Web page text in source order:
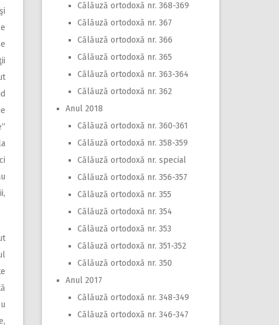
Călăuză ortodoxă nr. 368-369
Călăuză ortodoxă nr. 367
Călăuză ortodoxă nr. 366
Călăuză ortodoxă nr. 365
Călăuză ortodoxă nr. 363-364
Călăuză ortodoxă nr. 362
Anul 2018
Călăuză ortodoxă nr. 360-361
Călăuză ortodoxă nr. 358-359
Călăuză ortodoxă nr. special
Călăuză ortodoxă nr. 356-357
Călăuză ortodoxă nr. 355
Călăuză ortodoxă nr. 354
Călăuză ortodoxă nr. 353
Călăuză ortodoxă nr. 351-352
Călăuză ortodoxă nr. 350
Anul 2017
Călăuză ortodoxă nr. 348-349
Călăuză ortodoxă nr. 346-347